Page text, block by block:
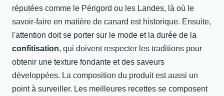
réputées comme le Périgord ou les Landes, là où le
savoir-faire en matière de canard est historique. Ensuite,
l'attention doit se porter sur le mode et la durée de la
confitisation, qui doivent respecter les traditions pour
obtenir une texture fondante et des saveurs
développées. La composition du produit est aussi un
point à surveiller. Les meilleures recettes se composent